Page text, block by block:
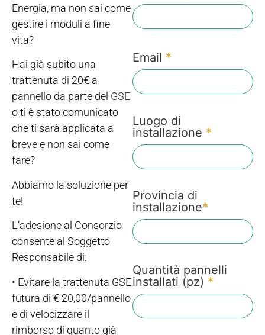
Energia, ma non sai come
gestire i moduli a fine
vita?
Hai già subito una
trattenuta di 20€ a
pannello da parte del GSE
o ti è stato comunicato
che ti sarà applicata a
breve e non sai come
fare?
Abbiamo la soluzione per
te!
L’adesione al Consorzio
consente al Soggetto
Responsabile di:
• Evitare la trattenuta GSE
futura di € 20,00/pannello
e di velocizzare il
rimborso di quanto già
Email *
Luogo di
installazione *
Provincia di
installazione*
Quantità pannelli
installati (pz) *